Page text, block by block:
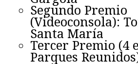
Segundo Premio
(Videoconsola):
Santa María
Tercer Premio (4
Parques